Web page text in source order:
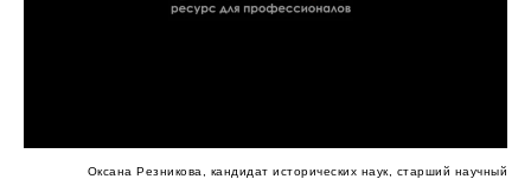
Оксана Резникова, кандидат исторических наук, старший научный